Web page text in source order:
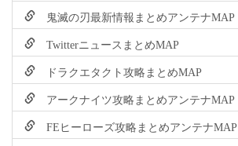
鬼滅の刃最新情報まとめアンテナMAP
TwitterニュースまとめMAP
ドラクエタクト攻略まとめMAP
アークナイツ攻略まとめアンテナMAP
FEヒーローズ攻略まとめアンテナMAP